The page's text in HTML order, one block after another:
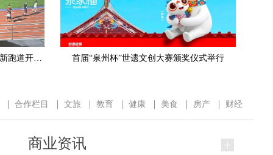
历经两个月改造 泉州市区中山公园新跑道开放了 首届“泉州杯”世遗文创大赛颁奖仪式举行
合作栏目 文旅 教育 健康 美食 房产 财经
商业资讯